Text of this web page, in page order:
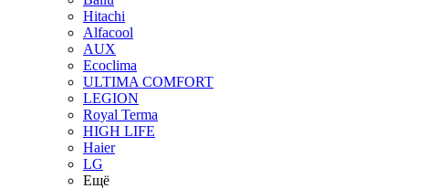
Hitachi
Alfacool
AUX
Ecoclima
ULTIMA COMFORT
LEGION
Royal Terma
HIGH LIFE
Haier
LG
Ещё